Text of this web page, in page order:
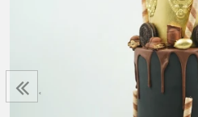
‹